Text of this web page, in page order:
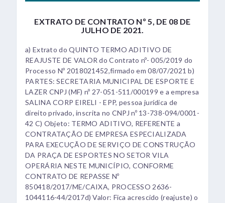
EXTRATO DE CONTRATO Nº 5, DE 08 DE
JULHO DE 2021.
a) Extrato do QUINTO TERMO ADITIVO DE
REAJUSTE DE VALOR do Contrato nº- 005/2019 do
Processo Nº 2018021452,firmado em 08/07/2021 b)
PARTES: SECRETARIA MUNICIPAL DE ESPORTE E
LAZER CNPJ (MF) nº 27-051-511/000199 e a empresa
SALINA CORP EIRELI - EPP, pessoa jurídica de
direito privado, inscrita no CNPJ nº 13-738-094/0001-
42 C) Objeto: TERMO ADITIVO, REFERENTE a
CONTRATAÇÃO DE EMPRESA ESPECIALIZADA
PARA EXECUÇÃO DE SERVIÇO DE CONSTRUÇÃO
DA PRAÇA DE ESPORTES NO SETOR VILA
OPERÁRIA NESTE MUNICÍPIO, CONFORME
CONTRATO DE REPASSE Nº
850418/2017/ME/CAIXA, PROCESSO 2636-
1044116-44/2017d) Valor: Fica acrescido (reajuste) o